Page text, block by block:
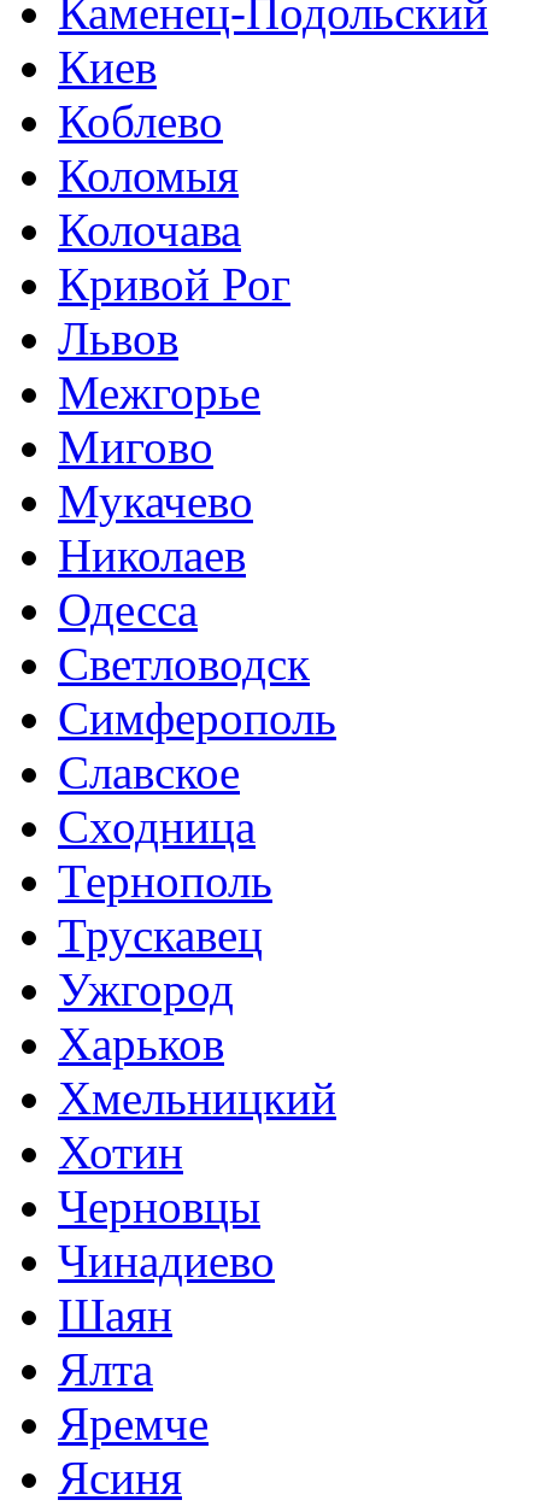
Каменец-Подольский
Киев
Коблево
Коломыя
Колочава
Кривой Рог
Львов
Межгорье
Мигово
Мукачево
Николаев
Одесса
Светловодск
Симферополь
Славское
Сходница
Тернополь
Трускавец
Ужгород
Харьков
Хмельницкий
Хотин
Черновцы
Чинадиево
Шаян
Ялта
Яремче
Ясиня